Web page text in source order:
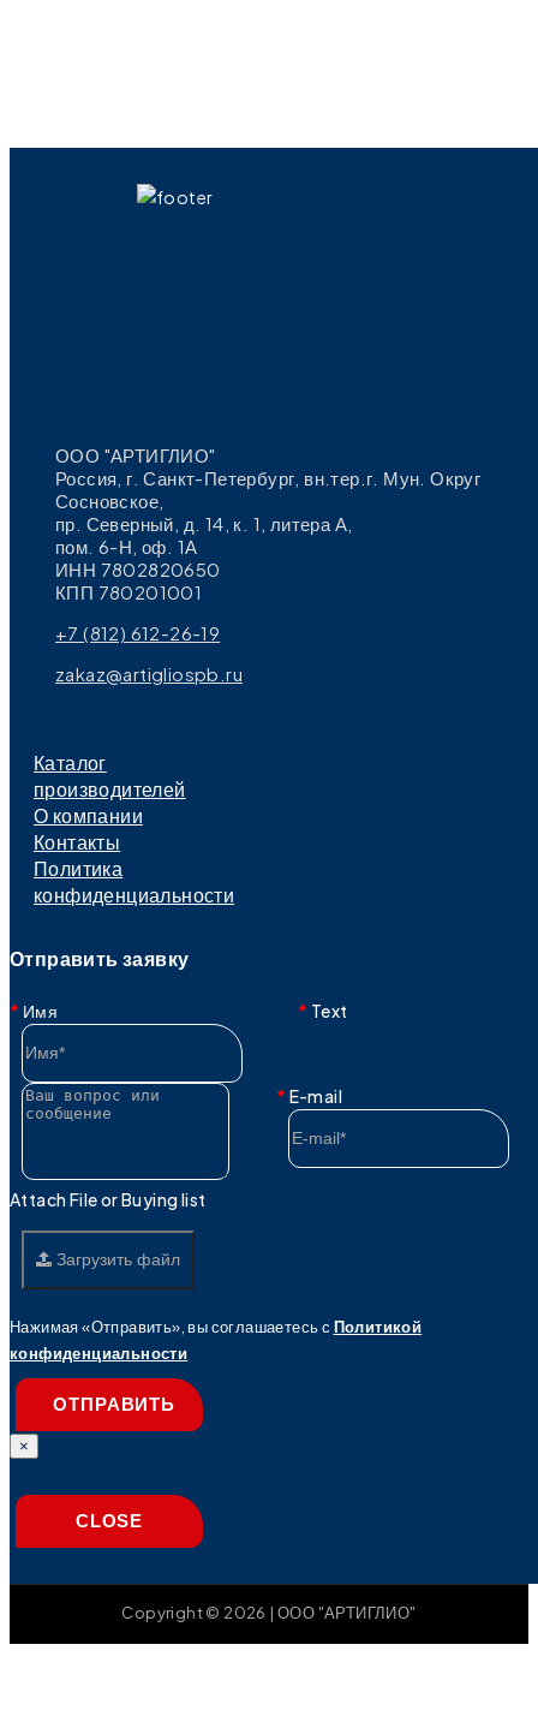
ООО "АРТИГЛИО"
Россия, г. Санкт-Петербург, вн.тер.г. Мун. Округ
Сосновское,
пр. Северный, д. 14, к. 1, литера А,
пом. 6-Н, оф. 1А
ИНН 7802820650
КПП 780201001
+7 (812) 612-26-19
zakaz@artigliospb.ru
Каталог
производителей
О компании
Контакты
Политика
конфиденциальности
Отправить заявку
Имя
E-mail
Text
Attach File or Buying list
Загрузить файл
Нажимая «Отправить», вы соглашаетесь с Политикой
конфиденциальности
ОТПРАВИТЬ
×
CLOSE
Copyright © 2026 | ООО "АРТИГЛИО"